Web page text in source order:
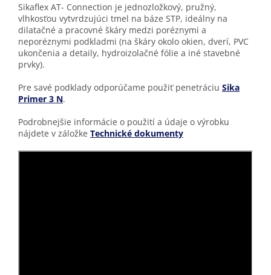
Sikaflex AT- Connection je jednozložkový, pružný,
vlhkosťou vytvrdzujúci tmel na báze STP, ideálny na
dilatačné a pracovné škáry medzi poréznymi a
neporéznymi podkladmi (na škáry okolo okien, dverí, PVC
ukončenia a detaily, hydroizolačné fólie a iné stavebné
prvky).
Pre savé podklady odporúčame použiť penetráciu Sika
Primer 3 N.
Podrobnejšie informácie o použití a údaje o výrobku
nájdete v záložke Technické dokumenty